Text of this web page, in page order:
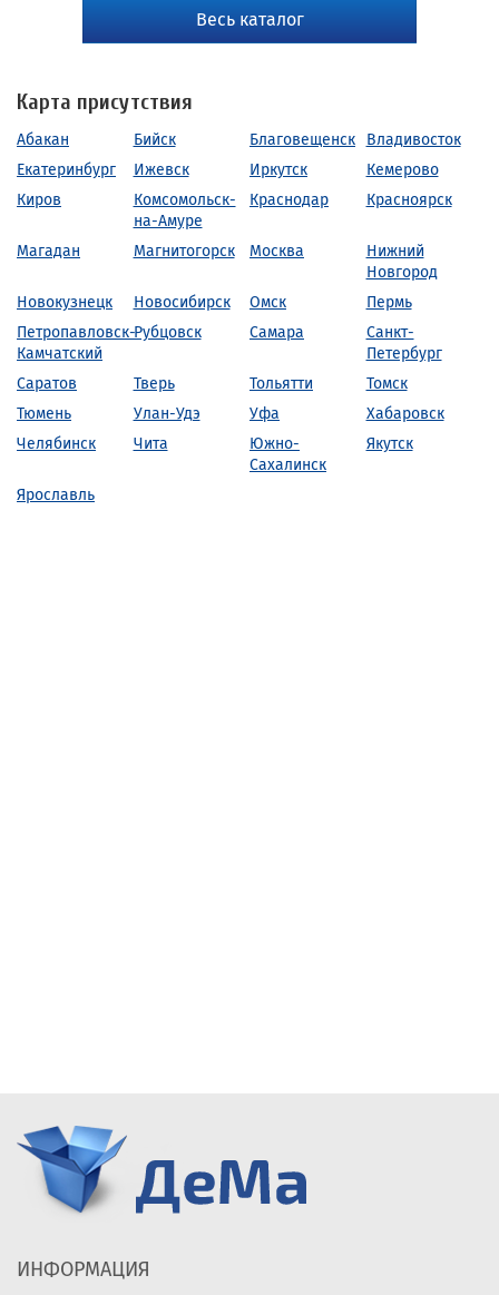
Весь каталог
Карта присутствия
Абакан Бийск Благовещенск
Владивосток
Екатеринбург
Ижевск Иркутск
Кемерово
Киров
Комсомольск-
на-Амуре
Краснодар Красноярск
Магадан Магнитогорск Москва
Нижний
Новгород
Новокузнецк
Новосибирск Омск
Пермь
Петропавловск-
Камчатский
Рубцовск Самара
Санкт-
Петербург
Саратов
Тверь Тольятти
Томск
Тюмень
Улан-Удэ Уфа
Хабаровск
Челябинск
Чита
Южно-
Сахалинск
Якутск
Ярославль
ИНФОРМАЦИЯ